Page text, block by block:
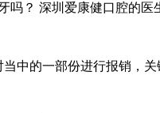
吗？ 深圳爱康健口腔的
当中的一部份进行报销，